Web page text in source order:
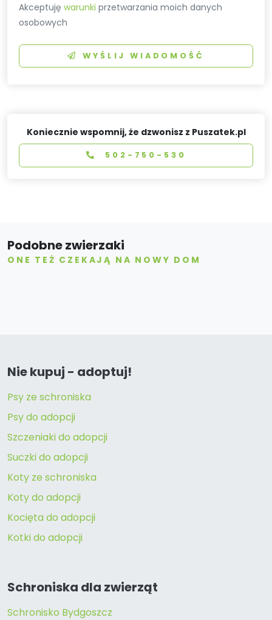
Akceptujęwarunki przetwarzania moich danych
osobowych
WYŚLIJ WIADOMOŚĆ
Koniecznie wspomnij, że dzwonisz z Puszatek.pl
502-750-530
Podobne zwierzaki
ONE TEŻ CZEKAJĄ NA NOWY DOM
Nie kupuj - adoptuj!
Psy ze schroniska
Psy do adopcji
Szczeniaki do adopcji
Suczki do adopcji
Koty ze schroniska
Koty do adopcji
Kocięta do adopcji
Kotki do adopcji
Schroniska dla zwierząt
Schronisko Bydgoszcz